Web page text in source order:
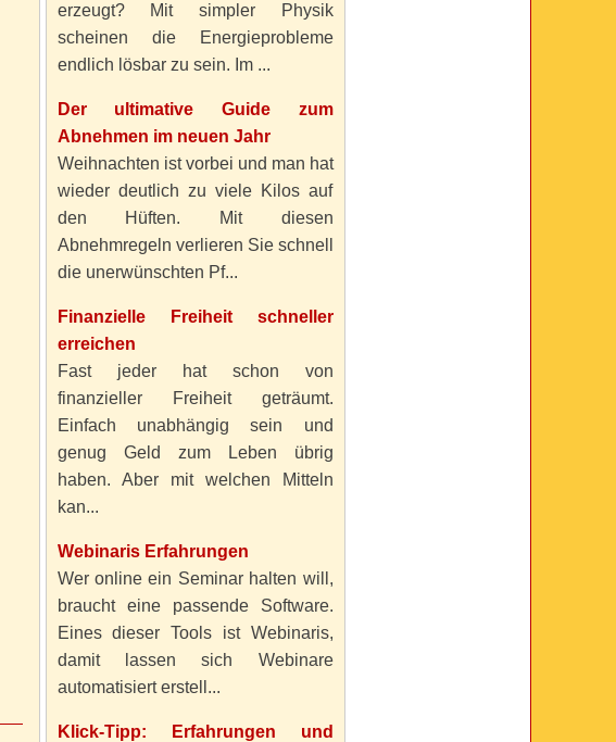
erzeugt? Mit simpler Physik
scheinen die Energieprobleme
endlich lösbar zu sein. Im ...
Der ultimative Guide zum
Abnehmen im neuen Jahr
Weihnachten ist vorbei und man hat
wieder deutlich zu viele Kilos auf
den Hüften. Mit diesen
Abnehmregeln verlieren Sie schnell
die unerwünschten Pf...
Finanzielle Freiheit schneller
erreichen
Fast jeder hat schon von
finanzieller Freiheit geträumt.
Einfach unabhängig sein und
genug Geld zum Leben übrig
haben. Aber mit welchen Mitteln
kan...
Webinaris Erfahrungen
Wer online ein Seminar halten will,
braucht eine passende Software.
Eines dieser Tools ist Webinaris,
damit lassen sich Webinare
automatisiert erstell...
Klick-Tipp: Erfahrungen und